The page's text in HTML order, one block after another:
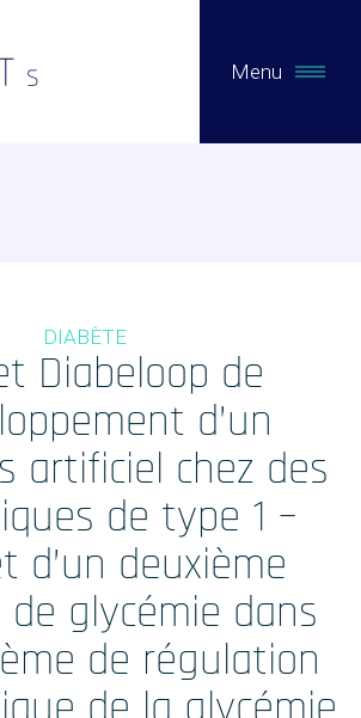
Menu
Autorisation sur données primaires
données secondaires (RNIPH)
/ compassionnel
clinique des DMs / Conseil règlementaire
Digitales
DIABÈTE
Diabeloop de
d’un
artificiel chez des
de type 1 –
d’un deuxième
de glycémie dans
de régulation